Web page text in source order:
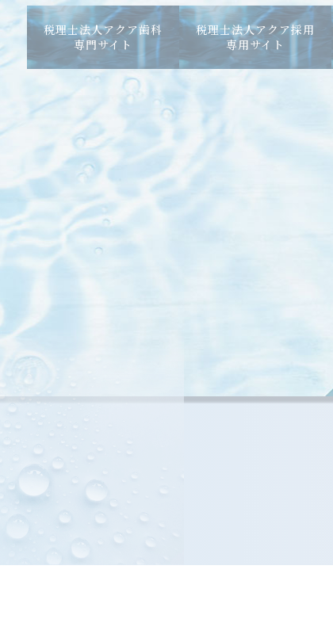
税理士法人アクア歯科
専門サイト
税理士法人アクア採用
専用サイト